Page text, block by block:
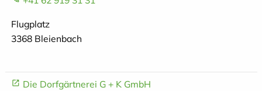
Flugplatz
3368 Bleienbach
Die Dorfgärtnerei G + K GmbH